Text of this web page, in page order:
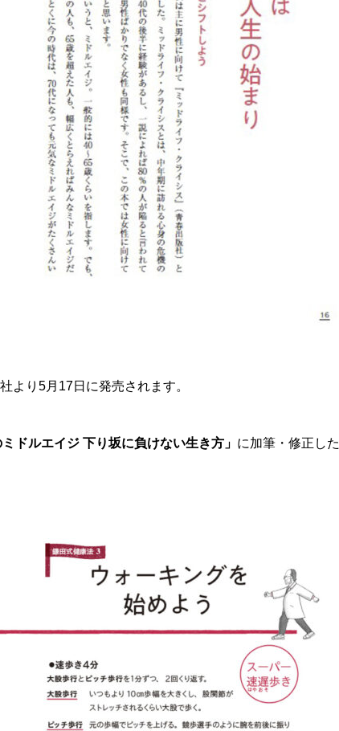
より5月17日に発売されます。
ミドルエイジ 下り坂に負けない生き方」 に加筆・修正した